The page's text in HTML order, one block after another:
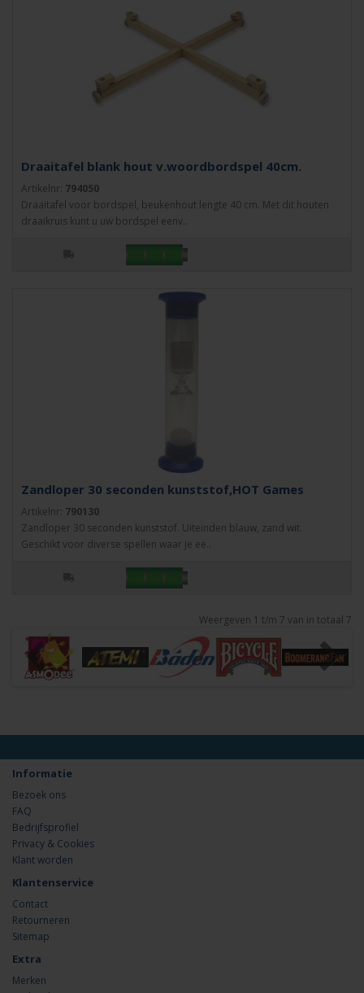
Draaitafel blank hout v.woordbordspel 40cm.
Artikelnr: 794050
Draaitafel voor bordspel, beukenhout lengte 40 cm. Met dit houten
draaikruis kunt u uw bordspel eenv..
Zandloper 30 seconden kunststof,HOT Games
Artikelnr: 790130
Zandloper 30 seconden kunststof. Uiteinden blauw, zand wit.
Geschikt voor diverse spellen waar je ee..
Weergeven 1 t/m 7 van in totaal 7
Informatie
Bezoek ons
FAQ
Bedrijfsprofiel
Privacy & Cookies
Klant worden
Klantenservice
Contact
Retourneren
Sitemap
Extra
Merken